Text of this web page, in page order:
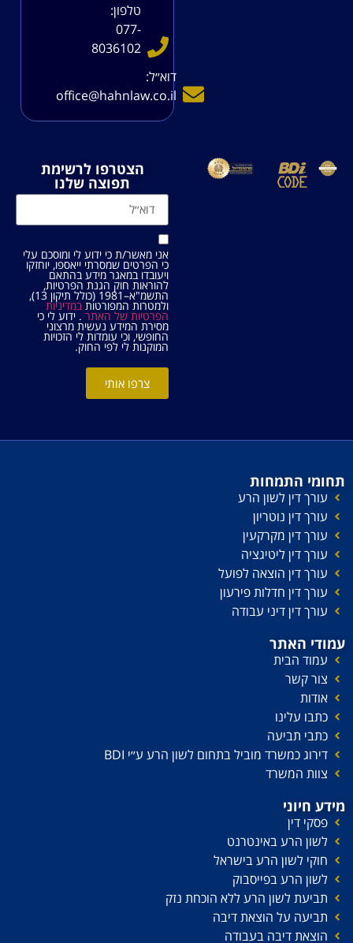
טלפון:
077-
8036102
דוא׳׳ל:
office@hahnlaw.co.il
הצטרפו לרשימת
תפוצה שלנו
אני מאשר/ת כי ידוע לי ומוסכם עלי
כי הפרטים שמסרתי ייאספו, יוחזקו
ויעובדו במאגר מידע בהתאם
להוראות חוק הגנת הפרטיות,
התשמ"א–1981 (כולל תיקון 13),
ולמטרות המפורטות במדיניות
הפרטיות של האתר . ידוע לי כי
מסירת המידע נעשית מרצוני
החופשי, וכי עומדות לי הזכויות
המוקנות לי לפי החוק.
צרפו אותי
תחומי התמחות
עורך דין לשון הרע
עורך דין נוטריון
עורך דין מקרקעין
עורך דין ליטיגציה
עורך דין הוצאה לפועל
עורך דין חדלות פירעון
עורך דין דיני עבודה
עמודי האתר
עמוד הבית
צור קשר
אודות
כתבו עלינו
כתבי תביעה
דירוג כמשרד מוביל בתחום לשון הרע ע׳׳י BDI
צוות המשרד
מידע חיוני
פסקי דין
לשון הרע באינטרנט
חוקי לשון הרע בישראל
לשון הרע בפייסבוק
תביעת לשון הרע ללא הוכחת נזק
תביעה על הוצאת דיבה
הוצאת דיבה בעבודה